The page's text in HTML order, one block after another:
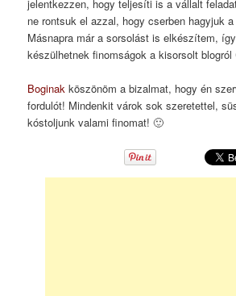
jelentkezzen, hogy teljesíti is a vállalt
ne rontsuk el azzal, hogy cserben hagyjuk
Másnapra már a sorsolást is elkészítem,
készülhetnek finomságok a kisorsolt blogról
Boginak köszönöm a bizalmat, hogy én
fordulót! Mindenkit várok sok szeretettel,
kóstoljunk valami finomat! 🙂